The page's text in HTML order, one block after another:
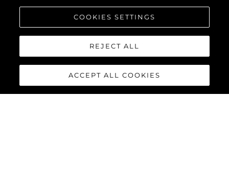
COOKIES SETTINGS
REJECT ALL
ACCEPT ALL COOKIES